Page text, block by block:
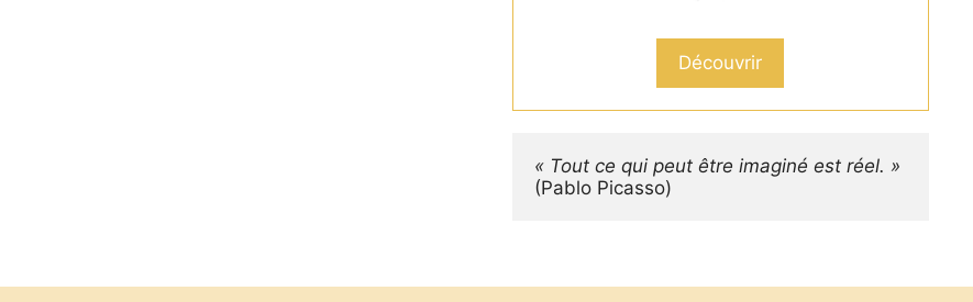
Découvrir
« Tout ce qui peut être imaginé est réel. »
(Pablo Picasso)